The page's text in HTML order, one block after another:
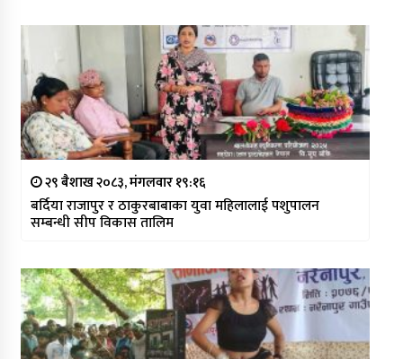
२९ बैशाख २०८३, मंगलवार १९:१६
बर्दिया राजापुर र ठाकुरबाबाका युवा महिलालाई पशुपालन
सम्बन्धी सीप विकास तालिम